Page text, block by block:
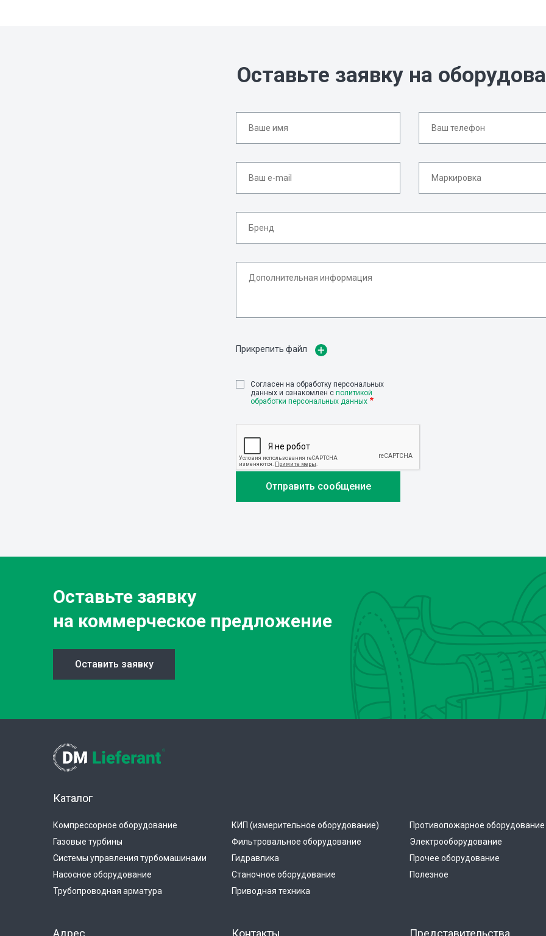
Оставьте заявку на
Прикрепить файл
Cогласен на обработку персональных
данных и ознакомлен с политикой
обработки персональных данных
Оставьте заявку
на коммерческое предложение
Оставить заявку
Каталог
Компрессорное оборудование
Газовые турбины
Системы управления турбомашинами
Насосное оборудование
Трубопроводная арматура
КИП (измерительное оборудование)
Фильтровальное оборудование
Гидравлика
Станочное оборудование
Приводная техника
Противопожарное оборудование
Электрооборудование
Прочее оборудование
Полезное
Адрес Контакты Представительства